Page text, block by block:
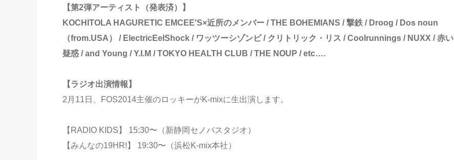
【第2弾アーティスト（発表済）】
KOCHITOLA HAGURETIC EMCEE'S×近所のメンバー / THE BOHEMIANS / 撃鉄 / Droog / Dos noun
（from.USA） / ElectricEelShock / ワッツーシゾンビ / クリトリック・リス / Coolrunnings / NUXX / 赤い
疑惑 / and Young / Y.I.M / TOKYO HEALTH CLUB / THE NOUP / etc….
【ラジオ出演情報】
2月11日、FOS2014主催のロッキーがK-mixに生出演します。
【RADIO KIDS】 15:30〜（新静岡セノバスタジオ）
【みんなの19HR!】 19:30〜（浜松K-mix本社）